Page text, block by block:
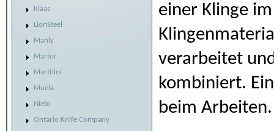
Klaas
LionSteel
Manly
Martor
Marttiini
Muela
Nieto
Ontario Knife Company
einer Klinge
verarbeitet
kombiniert.
beim